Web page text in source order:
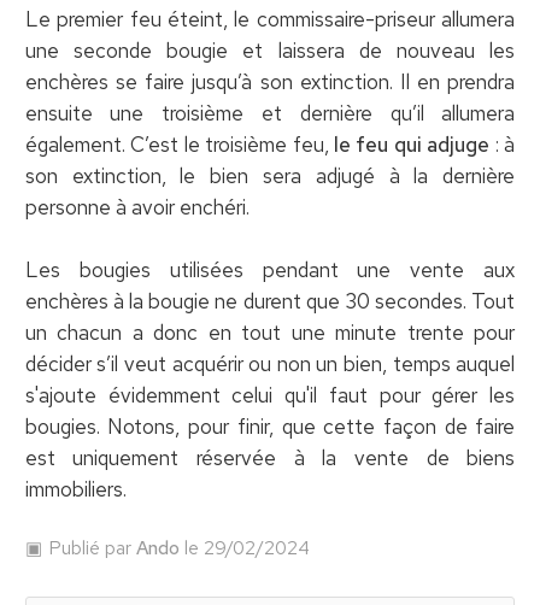
Le premier feu éteint, le commissaire-priseur allumera
une seconde bougie et laissera de nouveau les
enchères se faire jusqu’à son extinction. Il en prendra
ensuite une troisième et dernière qu’il allumera
également. C’est le troisième feu, le feu qui adjuge : à
son extinction, le bien sera adjugé à la dernière
personne à avoir enchéri.
Les bougies utilisées pendant une vente aux
enchères à la bougie ne durent que 30 secondes. Tout
un chacun a donc en tout une minute trente pour
décider s’il veut acquérir ou non un bien, temps auquel
s'ajoute évidemment celui qu'il faut pour gérer les
bougies. Notons, pour finir, que cette façon de faire
est uniquement réservée à la vente de biens
immobiliers.
Publié parAndo le 29/02/2024